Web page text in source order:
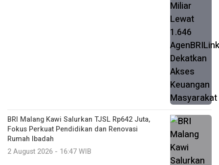
BRI Malang Kawi Salurkan TJSL Rp642 Juta,
Fokus Perkuat Pendidikan dan Renovasi
Rumah Ibadah
2 August 2026 - 16:47 WIB